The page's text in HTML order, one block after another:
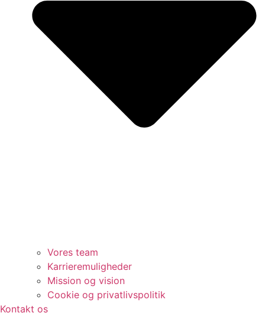
Vores team
Karrieremuligheder
Mission og vision
Cookie og privatlivspolitik
Kontakt os